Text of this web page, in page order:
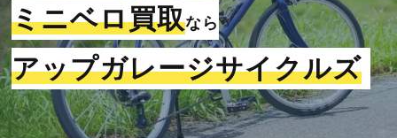
ミニベロ買取なら
アップガレージサイクルズ